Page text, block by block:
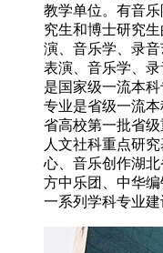
教学单位。有音
究生和博士研究
演、音乐学、录
表演、音乐学、
是国家级一流本
专业是省级一流
省高校第一批省
人文社科重点研
心、音乐创作湖
方中乐团、中华
一系列学科专业建